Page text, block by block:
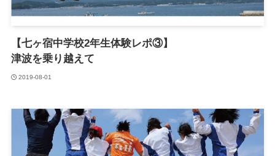
【七ヶ宿中学校2年生体験レポ③】
津波を乗り越えて
2019-08-01